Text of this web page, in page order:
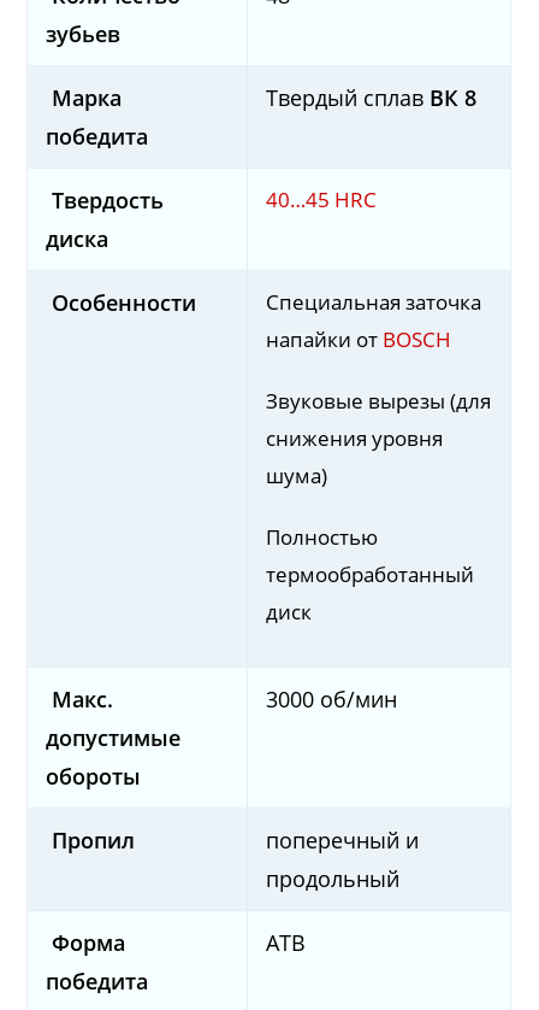
зубьев
Марка
победита
Твердый сплав ВК 8
Твердость
диска
40…45 HRС
Особенности
Специальная заточка
напайки от BOSCH
Звуковые вырезы (для
снижения уровня
шума)
Полностью
термообработанный
диск
Макс.
допустимые
обороты
3000 об/мин
Пропил
поперечный и
продольный
Форма
победита
ATB